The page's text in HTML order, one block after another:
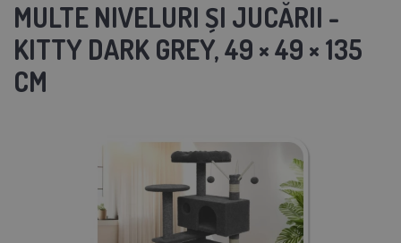
MULTE NIVELURI ȘI JUCĂRII -
KITTY DARK GREY, 49 × 49 × 135
CM